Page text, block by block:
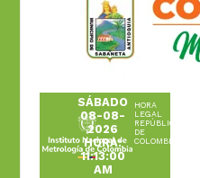
SÁBADO
08-08-
2026
HORA:
11:13:00
AM
HORA
LEGAL
REPÚBLICA
DE
COLOMBIA